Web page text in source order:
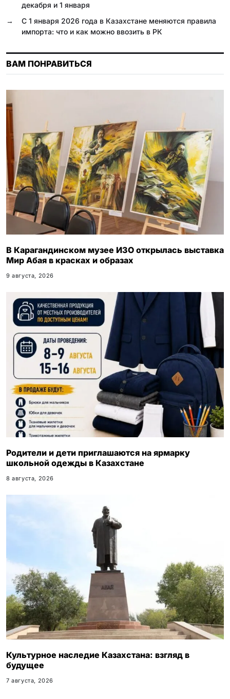
n
i
декабря и 1 января
→
С 1 января 2026 года в Казахстане меняются правила
импорта: что и как можно ввозить в РК
ВАМ ПОНРАВИТЬСЯ
В Карагандинском музее ИЗО открылась выставка
Мир Абая в красках и образах
9 августа, 2026
Родители и дети приглашаются на ярмарку
школьной одежды в Казахстане
8 августа, 2026
Культурное наследие Казахстана: взгляд в
будущее
7 августа, 2026